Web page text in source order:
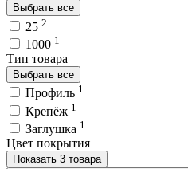
Выбрать все
25 2
1000 1
Тип товара
Выбрать все
Профиль 1
Крепёж 1
Заглушка 1
Цвет покрытия
Показать 3 товара